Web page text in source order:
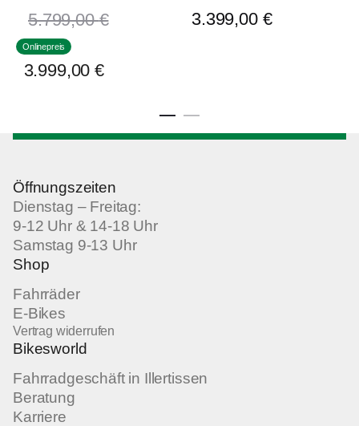
5.799,00€
Onlinepreis
3.999,00€
3.399,00 €
Öffnungszeiten
Dienstag – Freitag:
9-12 Uhr & 14-18 Uhr
Samstag 9-13 Uhr
Shop
Fahrräder
E-Bikes
Vertrag widerrufen
Bikesworld
Fahrradgeschäft in Illertissen
Beratung
Karriere